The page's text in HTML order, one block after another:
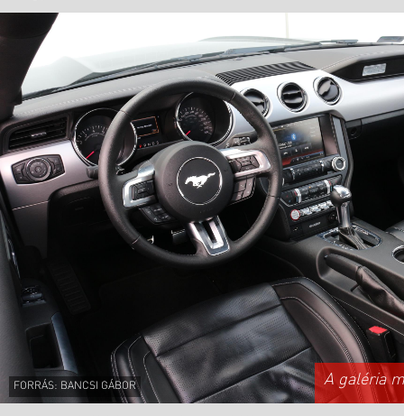
FORRÁS: BANCSI GÁBOR A galéria